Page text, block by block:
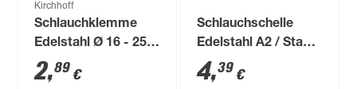
Kirchhoff
Schlauchklemme
Edelstahl Ø 16 - 25
mm mit Flügelgriff, 2
Stück
2,89 €
Schlauchschelle
Edelstahl A2 / Stahl
Ø 35-50 x 9 mm, 2
Stück
4,39 €